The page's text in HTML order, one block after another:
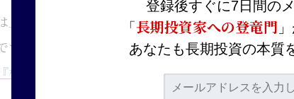
上がるだろう―。このような考えで株式投資を行
が、そこには大きな落とし穴が潜んでいます。
『株式投資の未来』 から解説します。
登録後すぐに7日間の
「 長期投資家への登竜門
あなたも長期投資の本質